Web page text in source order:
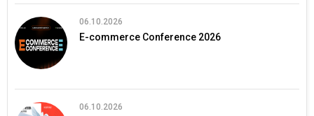
06.10.2026
E-commerce Conference 2026
06.10.2026